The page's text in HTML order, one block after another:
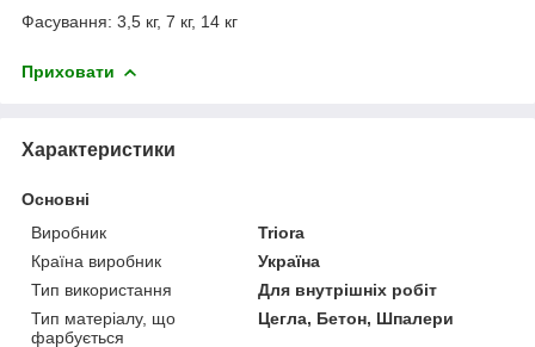
Фасування: 3,5 кг, 7 кг, 14 кг
Приховати
Характеристики
Основні
Виробник
Triora
Країна виробник
Україна
Тип використання
Для внутрішніх робіт
Тип матеріалу, що
фарбується
Цегла, Бетон, Шпалери